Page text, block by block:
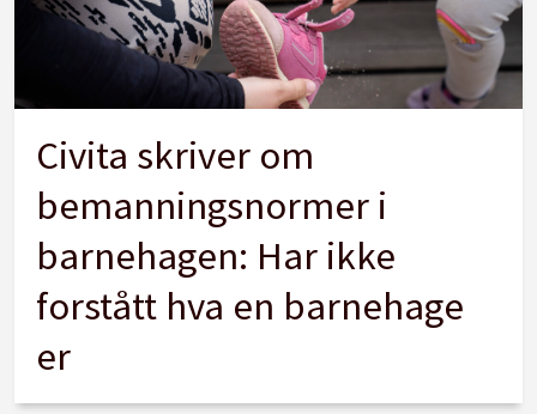
Civita skriver om
bemanningsnormer i
barnehagen: Har ikke
forstått hva en barnehage
er